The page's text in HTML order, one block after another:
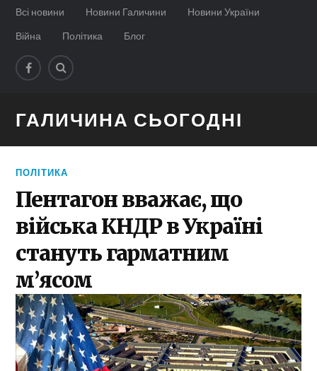
Всі новини Новини Галичини
Новини України
Війна
Політика Блог
ГАЛИЧИНА СЬОГОДНІ
ПОЛІТИКА
Пентагон вважає, що
війська КНДР в Україні
стануть гарматним
м’ясом